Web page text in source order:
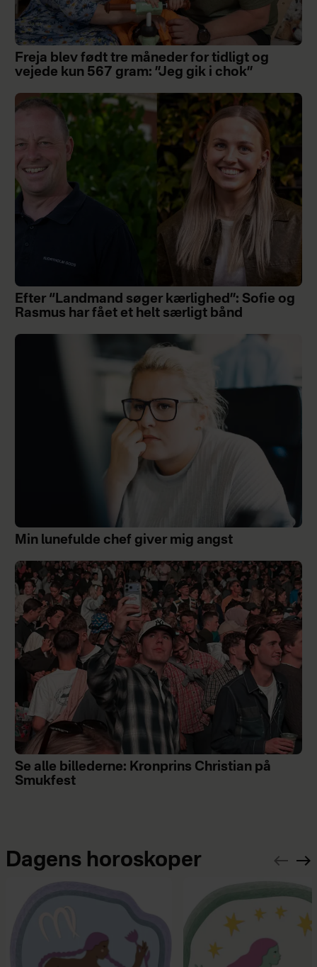
Freja blev født tre måneder for tidligt og
vejede kun 567 gram: ”Jeg gik i chok”
Efter “Landmand søger kærlighed”: Sofie og
Rasmus har fået et helt særligt bånd
Min lunefulde chef giver mig angst
Se alle billederne: Kronprins Christian på
Smukfest
Dagens horoskoper